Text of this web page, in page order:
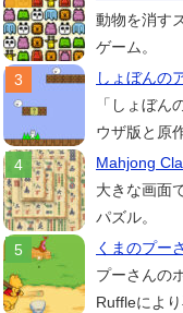
動物を消す
ゲーム。
しょぼんの
「しょぼん
ウザ版と原
Mahjong
大きな画面
パズル。
くまのプー
プーさんの
Ruffleによ